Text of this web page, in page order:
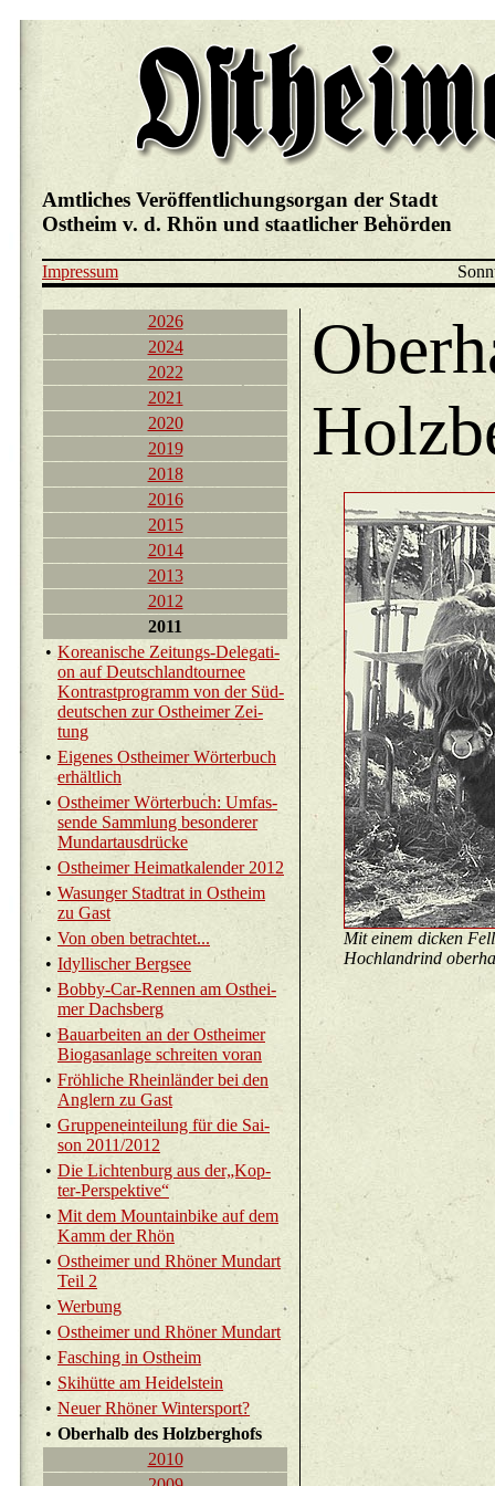
Amtliches Veröffentlichungsorgan der Stadt
Ostheim v. d. Rhön und staatlicher Behörden
Impressum
2026
2024
2022
2021
2020
2019
2018
2016
2015
2014
2013
2012
2011
• Ko­rea­ni­sche Zei­tungs-De­le­ga­ti­
on auf Deutsch­land­tour­nee
Kon­trast­pro­gramm von der Süd­
deut­schen zur Ost­hei­mer Zei­
tung
• Ei­ge­nes Ost­hei­mer Wör­ter­buch
er­hält­lich
• Ost­hei­mer Wör­ter­buch: Um­fas­
sen­de Samm­lung be­son­de­rer
Mund­ar­t­aus­drü­cke
• Ost­hei­mer Hei­mat­ka­len­der 2012
• Wasun­ger Stadt­rat in Ost­heim
zu Gast
• Von oben be­trach­tet...
• Idyl­li­scher Berg­see
• Bob­by-Car-Ren­nen am Ost­hei­
mer Dachs­berg
• Bau­ar­bei­ten an der Ost­hei­mer
Bio­gas­an­la­ge schrei­ten voran
• Fröh­li­che Rhein­län­der bei den
Ang­lern zu Gast
• Grup­pen­ein­tei­lung für die Sai­
son 2011/2012
• Die Lich­ten­burg aus der„Kop­
ter-Per­spek­ti­ve“
• Mit dem Moun­tain­bike auf dem
Kamm der Rhön
• Ost­hei­mer und Rhö­ner Mund­art
Teil 2
• Wer­bung
• Ost­hei­mer und Rhö­ner Mund­art
• Fa­sching in Ost­heim
• Ski­hüt­te am Hei­del­stein
• Neuer Rhö­ner Win­ter­sport?
• Ober­halb des Holz­berg­hofs
2010
Mit einem di­cken
Hoch­land­rind